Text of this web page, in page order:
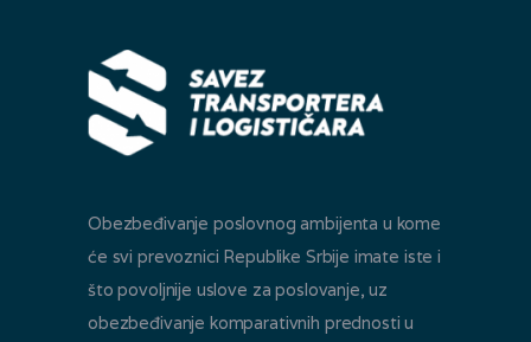
Obezbeđivanje poslovnog ambijenta u kome
će svi prevoznici Republike Srbije imate iste i
što povoljnije uslove za poslovanje, uz
obezbeđivanje komparativnih prednosti u